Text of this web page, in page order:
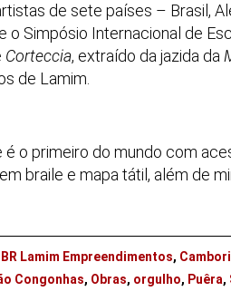
de sete países – Brasil,
o Simpósio Internacional de
Corteccia, extraído da jazida da
de Lamim.
o primeiro do mundo com
braile e mapa tátil, além de
BR Lamim Empreendimentos,
Congonhas, Obras, orgulho, Puêra,